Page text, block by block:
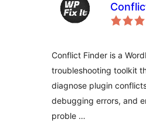
Conflict Finder is a
troubleshooting toolkit
diagnose plugin
debugging errors, and
proble …